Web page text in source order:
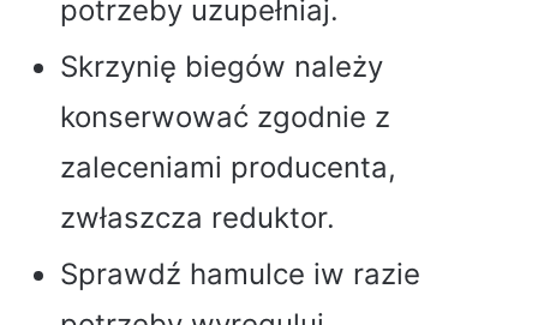
potrzeby uzupełniaj.
Skrzynię biegów należy
konserwować zgodnie z
zaleceniami producenta,
zwłaszcza reduktor.
Sprawdź hamulce iw razie